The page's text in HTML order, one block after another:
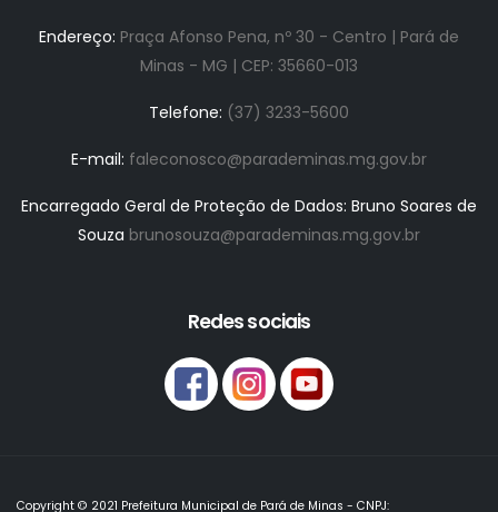
Endereço: Praça Afonso Pena, nº 30 - Centro | Pará de
Minas - MG | CEP: 35660-013
Telefone: (37) 3233-5600
E-mail: faleconosco@parademinas.mg.gov.br
Encarregado Geral de Proteção de Dados: Bruno Soares de
Souza brunosouza@parademinas.mg.gov.br
Redes sociais
Copyright © 2021 Prefeitura Municipal de Pará de Minas - CNPJ: